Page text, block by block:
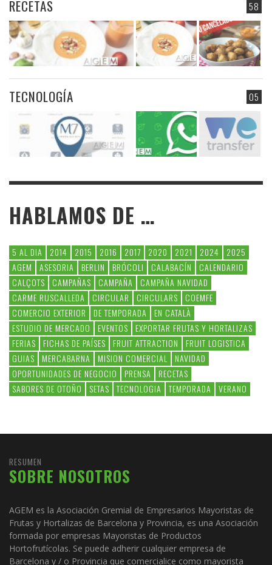
58
RECETAS
05
TECNOLOGÍA
HABLAMOS DE …
5 AL DIA 2014 2015 2016 2017 2020 2021 2024
2025
AGEM
ASESORIA BERLIN BRÓCOLI CALABACÍN
CALENDARIO
CALÇOTS
CAMPAÑAS CAMPAÑA
CAMPAÑA NAVIDAD
CARME RUSCALLEDA
CIRCULAR CIRCULARS
COEMFE
COMERCIO EXTERIOR
DE TEMPORADA
EN CATALÀ
ESTUDIO DE MERCADO
EVENTOS
EXPORTAR FRUTAS Y HORTALIZAS
FERIAS
FICHAS DE PAÍSES FRUIT ATTRACTION
FRUIT LOGISTICA
GUIAS
MERCABARNA MISION COMERCIAL
NAVIDAD
OPORTUNIDADES DE NEGOCIO
PRENSA
RECETAS
SABORES DE OTOÑO
SETAS TECNOLOGIA TEMPORADA VERANO
RESUMEN
SOBRE NOSOTROS
AGEM es la Asociación Gremial de Empresarios Mayoristas de
Frutas y Hortalizas de Barcelona y Provincia, es una Asociación
formada por empresas Mayoristas de Productos
Hortofrutícolas. Se puede adherir cualquier empresa de
Barcelona y / o Provincia que comercialice como mayorista